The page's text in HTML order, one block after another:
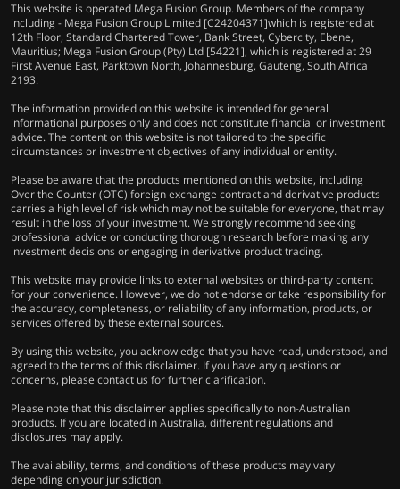
This website is operated Mega Fusion Group. Members of the company
including - Mega Fusion Group Limited [C24204371]which is registered at
12th Floor, Standard Chartered Tower, Bank Street, Cybercity, Ebene,
Mauritius; Mega Fusion Group (Pty) Ltd [54221], which is registered at 29
First Avenue East, Parktown North, Johannesburg, Gauteng, South Africa
2193.
The information provided on this website is intended for general
informational purposes only and does not constitute financial or investment
advice. The content on this website is not tailored to the specific
circumstances or investment objectives of any individual or entity.
Please be aware that the products mentioned on this website, including
Over the Counter (OTC) foreign exchange contract and derivative products
carries a high level of risk which may not be suitable for everyone, that may
result in the loss of your investment. We strongly recommend seeking
professional advice or conducting thorough research before making any
investment decisions or engaging in derivative product trading.
This website may provide links to external websites or third-party content
for your convenience. However, we do not endorse or take responsibility for
the accuracy, completeness, or reliability of any information, products, or
services offered by these external sources.
By using this website, you acknowledge that you have read, understood, and
agreed to the terms of this disclaimer. If you have any questions or
concerns, please contact us for further clarification.
Please note that this disclaimer applies specifically to non-Australian
products. If you are located in Australia, different regulations and
disclosures may apply.
The availability, terms, and conditions of these products may vary
depending on your jurisdiction.